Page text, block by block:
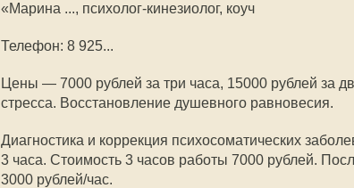
«Марина ..., психолог-кинезиолог, коуч
Телефон: 8 925...
Цены — 7000 рублей за три часа, 15000 рублей за
стресса. Восстановление душевного равновесия.
Диагностика и коррекция психосоматических
3 часа. Стоимость 3 часов работы 7000 рублей.
3000 рублей/час.